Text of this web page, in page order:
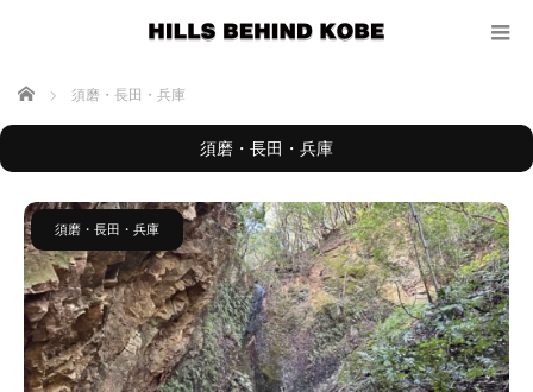
ホーム 須磨・長田・兵庫
須磨・長田・兵庫
須磨・長田・兵庫